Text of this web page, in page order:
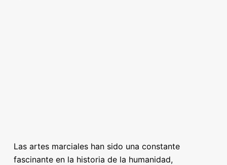
Las artes marciales han sido una constante
fascinante en la historia de la humanidad,